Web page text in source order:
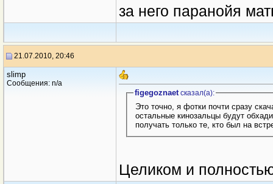
за него паранойя
21.07.2010, 20:46
slimp
Сообщения: n/a
figegoznaetсказал(a):
Это точно, я фотки почти сразу
остальные кинозальцы будут
получать только те, кто был на
Целиком и